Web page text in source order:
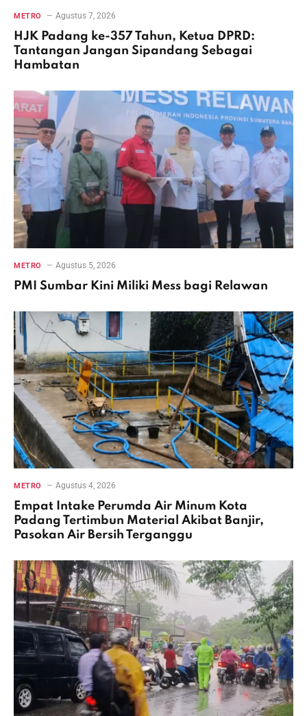
METRO Agustus 7, 2026
HJK Padang ke-357 Tahun, Ketua DPRD:
Tantangan Jangan Sipandang Sebagai
Hambatan
METRO Agustus 5, 2026
PMI Sumbar Kini Miliki Mess bagi Relawan
METRO Agustus 4, 2026
Empat Intake Perumda Air Minum Kota
Padang Tertimbun Material Akibat Banjir,
Pasokan Air Bersih Terganggu